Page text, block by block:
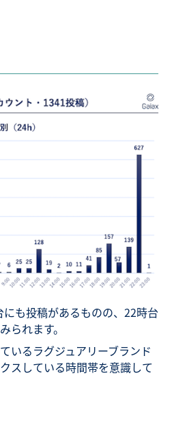
も投稿があるものの、22時台
られます。
いるラグジュアリーブランド
スしている時間帯を意識して